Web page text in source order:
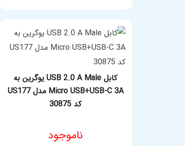
کابل USB 2.0 A Male یوگرین به
Micro USB+USB-C 3A مدل US177
کد 30875
ناموجودانتخاب گزینه ها